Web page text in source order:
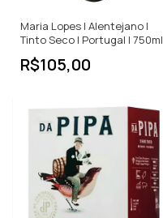
Maria Lopes | Alentejano |
Tinto Seco | Portugal | 750ml
R$105,00